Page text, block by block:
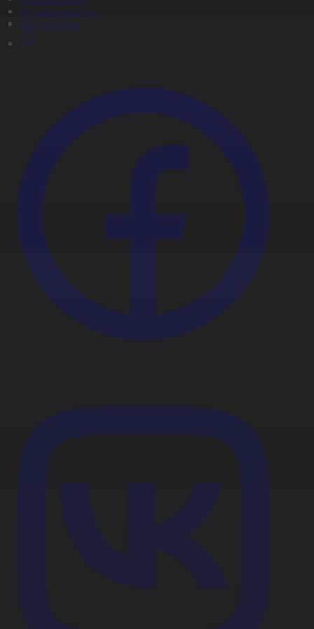
Мультсериалдар
Видеоархив